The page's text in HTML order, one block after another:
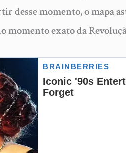
momento, o mapa
momento exato da